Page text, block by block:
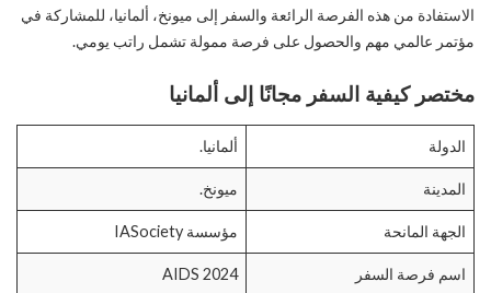
الاستفادة من هذه الفرصة الرائعة والسفر إلى ميونخ، ألمانيا، للمشاركة في
مؤتمر عالمي مهم والحصول على فرصة ممولة تشمل راتب يومي.
مختصر كيفية السفر مجانًا إلى ألمانيا
الدولة ألمانيا.
المدينة ميونخ.
الجهة المانحة مؤسسة IASociety
اسم فرصة السفر AIDS 2024